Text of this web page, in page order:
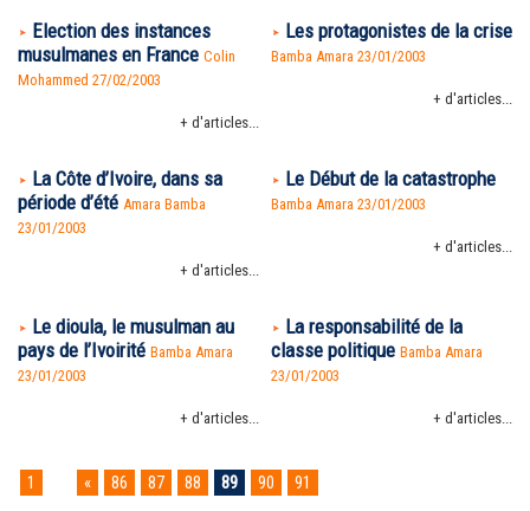
Election des instances
musulmanes en France Colin
Mohammed 27/02/2003
+ d'articles...
Les protagonistes de la crise
Bamba Amara 23/01/2003
+ d'articles...
La Côte d’Ivoire, dans sa
période d’été Amara Bamba
23/01/2003
+ d'articles...
Le Début de la catastrophe
Bamba Amara 23/01/2003
+ d'articles...
Le dioula, le musulman au
pays de l’Ivoirité Bamba Amara
23/01/2003
+ d'articles...
La responsabilité de la
classe politique Bamba Amara
23/01/2003
+ d'articles...
1 « 86 87 88 89 90 91